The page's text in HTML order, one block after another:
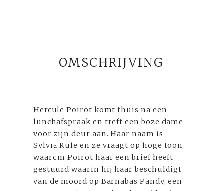
OMSCHRIJVING
Hercule Poirot komt thuis na een
lunchafspraak en treft een boze dame
voor zijn deur aan. Haar naam is
Sylvia Rule en ze vraagt op hoge toon
waarom Poirot haar een brief heeft
gestuurd waarin hij haar beschuldigt
van de moord op Barnabas Pandy, een